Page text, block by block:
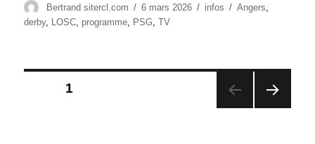
Auteur
Bertrand sitercl.com
Publié
le
6 mars 2026 Catégories
infos Étiquettes
Angers
derby, LOSC programme PSG ,TV
Pagination
1